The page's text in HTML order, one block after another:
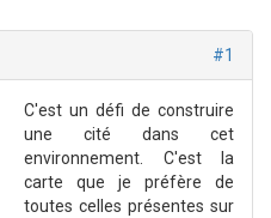
#1
C'est un défi de construire
une cité dans cet
environnement. C'est la
carte que je préfère de
toutes celles présentes sur